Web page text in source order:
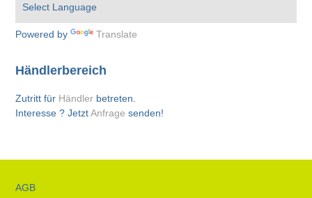
Powered by Translate
Händlerbereich
Zutritt für Händler betreten.
Interesse ? JetztAnfragesenden!
AGB